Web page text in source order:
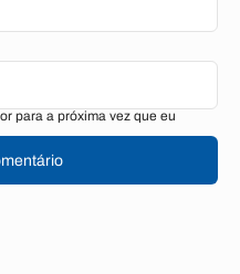
para a próxima vez que eu